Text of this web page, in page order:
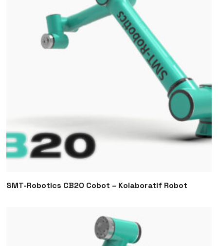
SMT-Robotics CB20 Cobot – Kolaboratif Robot